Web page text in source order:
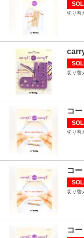
切り替
切り替
コ
切り替
コ
切り替
コ